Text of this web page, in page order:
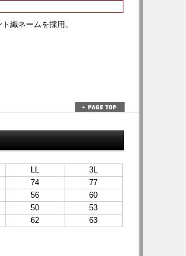
織ネームを採用。
LL
3L
74
77
56
60
50
53
62 63